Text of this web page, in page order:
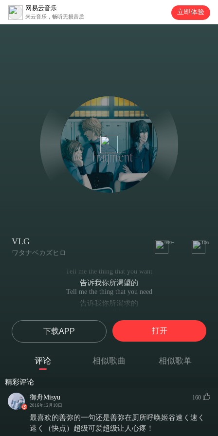
网易云音乐
来云音乐，畅听无损音质
立即体验
VLG
ワタナベカズヒロ
999+ 106
Tell me the thing that you want
告诉我你所渴望的
Tell me the thing that you need
告诉我你所渴求的
我都会为你夺取
You know that you are the one
你可知道你是我的唯一
你可知道我们互相需要
我所渴望的, 是成为你心中的神
All I want from you, pathetic soul
我想要你, 那可悲的灵魂
下载APP 打开
评论 相似歌曲 相似歌单
精彩评论
御舟Misyu
2016年12月10日
160
最喜欢的善弥的一句还是善弥在厕所呼唤姬谷速く速く
速く（快点）超级可爱超级让人心疼！